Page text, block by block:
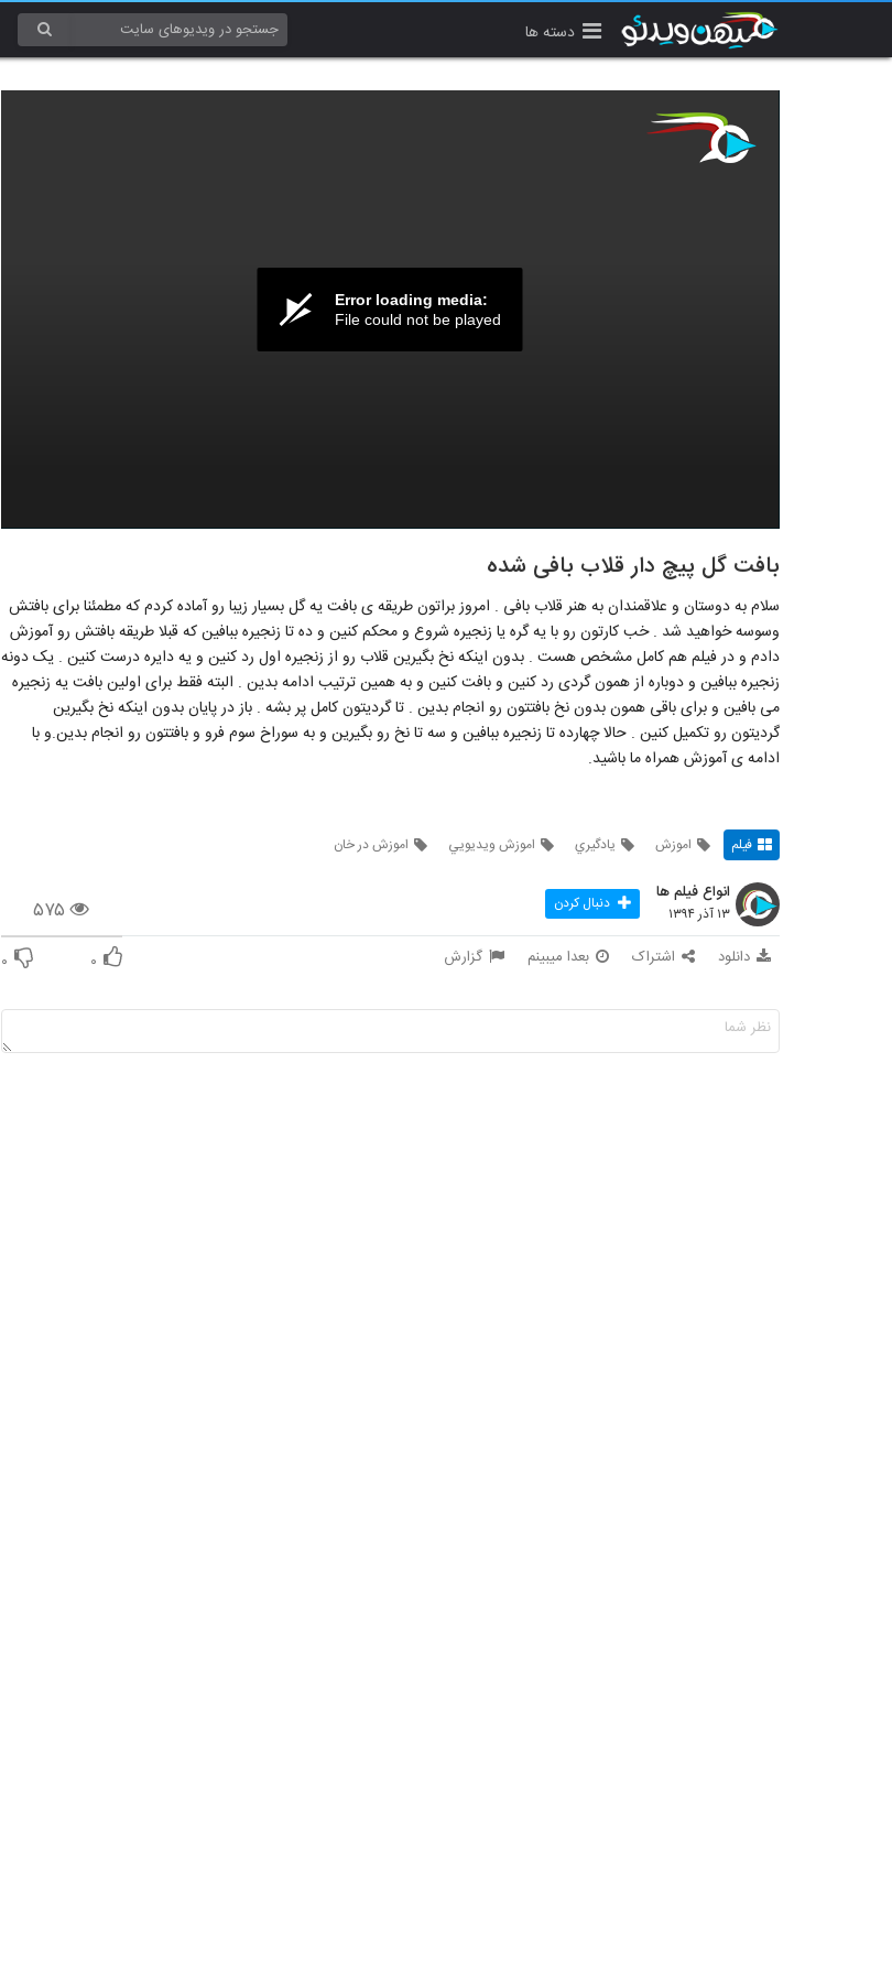
دسته ها
Error loading media:
File could not be played
بافت گل پیچ دار قلاب بافی شده
سلام به دوستان و علاقمندان به هنر قلاب بافی . امروز براتون طریقه ی بافت یه گل بسیار زیبا رو آماده کردم که مطمئنا برای بافتش
وسوسه خواهید شد . خب کارتون رو با یه گره یا زنجیره شروع و محکم کنین و ده تا زنجیره ببافین که قبلا طریقه بافتش رو آموزش
دادم و در فیلم هم کامل مشخص هست . بدون اینکه نخ بگیرین قلاب رو از زنجیره اول رد کنین و یه دایره درست کنین . یک دونه
زنجیره ببافین و دوباره از همون گردی رد کنین و بافت کنین و به همین ترتیب ادامه بدین . البته فقط برای اولین بافت یه زنجیره
می بافین و برای باقی همون بدون نخ بافتتون رو انجام بدین . تا گردیتون کامل پر بشه . باز در پایان بدون اینکه نخ بگیرین
گردیتون رو تکمیل کنین . حالا چهارده تا زنجیره ببافین و سه تا نخ رو بگیرین و به سوراخ سوم فرو و بافتتون رو انجام بدین.و با
ادامه ی آموزش همراه ما باشید.
فیلم اموزش يادگيري اموزش ويديويي اموزش در خان
۵۷۵
انواع فیلم ها
۱۳ آذر ۱۳۹۴ دنبال کردن
دانلود اشتراک بعدا میبینم گزارش ۰ ۰